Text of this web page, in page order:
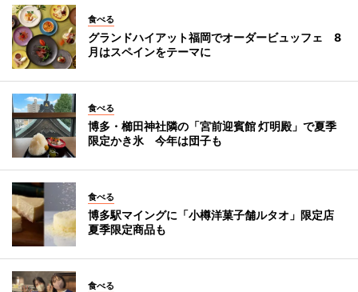
食べる
グランドハイアット福岡でオーダービュッフェ 8
月はスペインをテーマに
食べる
博多・櫛田神社隣の「宮前迎賓館 灯明殿」で夏季
限定かき氷 今年は団子も
食べる
博多駅マイングに「小樽洋菓子舗ルタオ」限定店
夏季限定商品も
食べる